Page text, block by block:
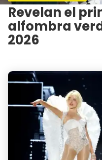
Revelan el
alfombra
2026